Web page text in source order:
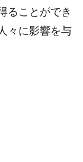
ることができ
々に影響を与